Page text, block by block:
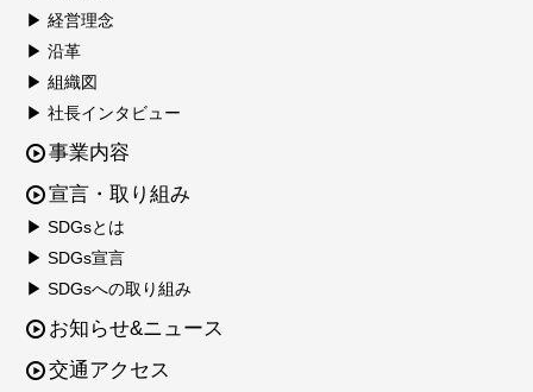
▶ 経営理念
▶ 沿革
▶ 組織図
▶ 社長インタビュー
事業内容
宣言・取り組み
▶ SDGsとは
▶ SDGs宣言
▶ SDGsへの取り組み
お知らせ&ニュース
交通アクセス